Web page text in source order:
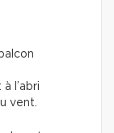
: à l’abri
vent.